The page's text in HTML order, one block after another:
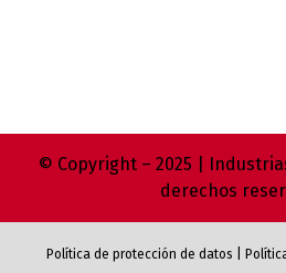
© Copyright – 2025 |
derechos
Política de protección de datos